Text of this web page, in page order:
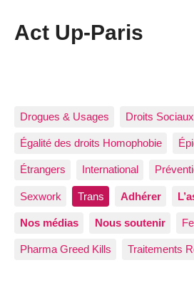
Act Up-Paris
Drogues & Usages Droits Sociaux
Égalité des droits Homophobie
Étrangers International
Sexwork Trans Adhérer
Nos médias Nous soutenir
Pharma Greed Kills Traitements